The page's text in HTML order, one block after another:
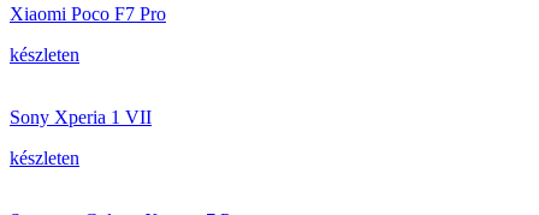
Xiaomi Poco F7 Pro
készleten
Sony Xperia 1 VII
készleten